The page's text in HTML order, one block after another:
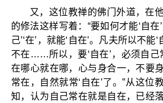
又，这位教禅的佛门外道，在
的修法这样写着：“要如何才能‘自在
己’‘在’，就能‘自在’。凡夫所以不能
不在……所以，要‘自在’，必须自己
在哪心就在哪，心与身合一，不要
常在，自然就常‘自在’了。”从这位
知，认为自己常在就是自在，已经